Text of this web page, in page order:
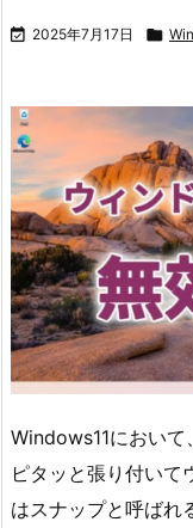
 2025年7月17日 
Windows11において
ピタッと張り付いて
はスナップと呼ばれ